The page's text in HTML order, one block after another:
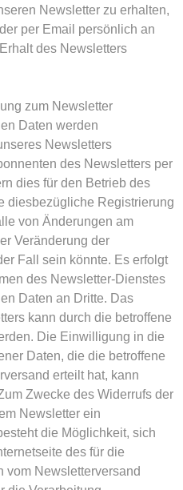
Newsletter zu erhalten,
per Email persönlich an
des Newsletters
zum Newsletter
Daten werden
Newsletters
des Newsletters per
dies für den Betrieb des
diesbezügliche Registrierung
von Änderungen am
Veränderung der
Fall sein könnte. Es erfolgt
des Newsletter-Dienstes
Daten an Dritte. Das
kann durch die betroffene
Die Einwilligung in die
Daten, die die betroffene
erteilt hat, kann
Zwecke des Widerrufs der
Newsletter ein
die Möglichkeit, sich
des für die
vom Newsletterversand